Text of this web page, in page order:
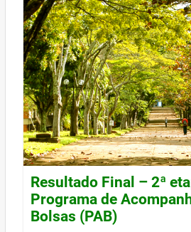
Resultado Final – 2ª
Programa de
Bolsas (PAB)